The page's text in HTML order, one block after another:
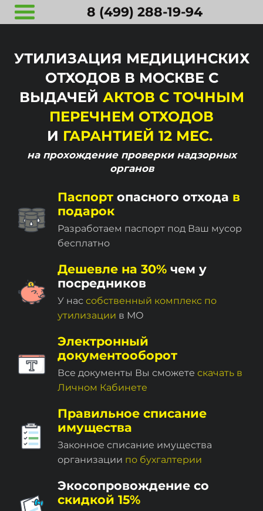
8 (499) 288-19-94
УТИЛИЗАЦИЯ МЕДИЦИНСКИХ
ОТХОДОВ В МОСКВЕ С
ВЫДАЧЕЙ АКТОВ С ТОЧНЫМ
ПЕРЕЧНЕМ ОТХОДОВ
И ГАРАНТИЕЙ 12 МЕС.
на прохождение проверки надзорных
органов
Паспорт опасного отхода в
подарок
Разработаем паспорт под Ваш мусор
бесплатно
Дешевле на 30% чем у
посредников
У нас собственный комплекc по
утилизации в МО
Электронный
документооборот
Все документы Вы сможете скачать в
Личном Кабинете
Правильное списание
имущества
Законное списание имущества
организации по бухгалтерии
Экосопровождение со
скидкой 15%